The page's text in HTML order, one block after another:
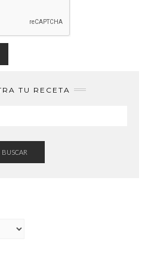
TU RECETA
BUSCAR